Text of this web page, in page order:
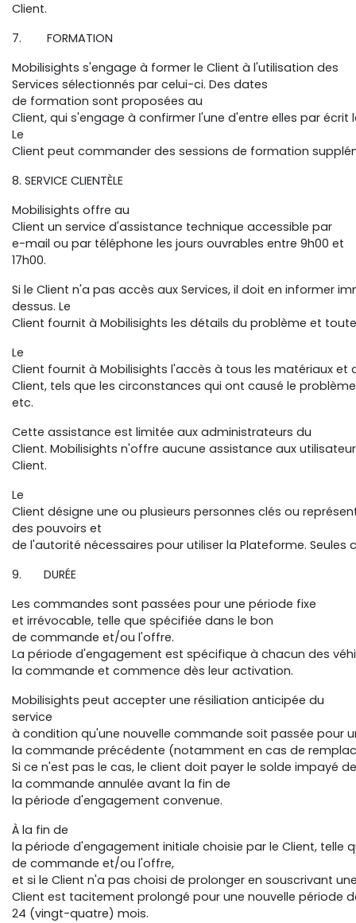
Client.
7. FORMATION
Mobilisights s'engage à former le Client à l'utilisation des
Services sélectionnés par celui-ci. Des dates
de formation sont proposées au
Client, qui s'engage à confirmer l'une d'entre elles par écrit
Le
Client peut commander des sessions de formation
8. SERVICE CLIENTÈLE
Mobilisights offre au
Client un service d'assistance technique accessible par
e-mail ou par téléphone les jours ouvrables entre 9h00 et
17h00.
Si le Client n'a pas accès aux Services, il doit en
dessus. Le
Client fournit à Mobilisights les détails du problème et
Le
Client fournit à Mobilisights l'accès à tous les matériaux
Client, tels que les circonstances qui ont causé le
etc.
Cette assistance est limitée aux administrateurs du
Client. Mobilisights n'offre aucune assistance aux
Client.
Le
Client désigne une ou plusieurs personnes clés ou
des pouvoirs et
de l'autorité nécessaires pour utiliser la Plateforme.
9. DURÉE
Les commandes sont passées pour une période fixe
et irrévocable, telle que spécifiée dans le bon
de commande et/ou l'offre.
La période d'engagement est spécifique à chacun des
la commande et commence dès leur activation.
Mobilisights peut accepter une résiliation anticipée du
service
à condition qu'une nouvelle commande soit passée pour
la commande précédente (notamment en cas de
Si ce n'est pas le cas, le client doit payer le solde impayé de
la commande annulée avant la fin de
la période d'engagement convenue.
À la fin de
la période d'engagement initiale choisie par le Client, telle
de commande et/ou l'offre,
et si le Client n'a pas choisi de prolonger en souscrivant
Client est tacitement prolongé pour une nouvelle période
24 (vingt-quatre) mois.